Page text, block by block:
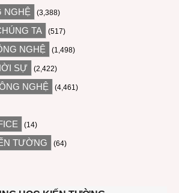
NGHỆ (3,388)
TA (517)
NGHỆ (1,498)
SỰ (2,422)
NGHỆ (4,461)
(14)
TƯỜNG (64)